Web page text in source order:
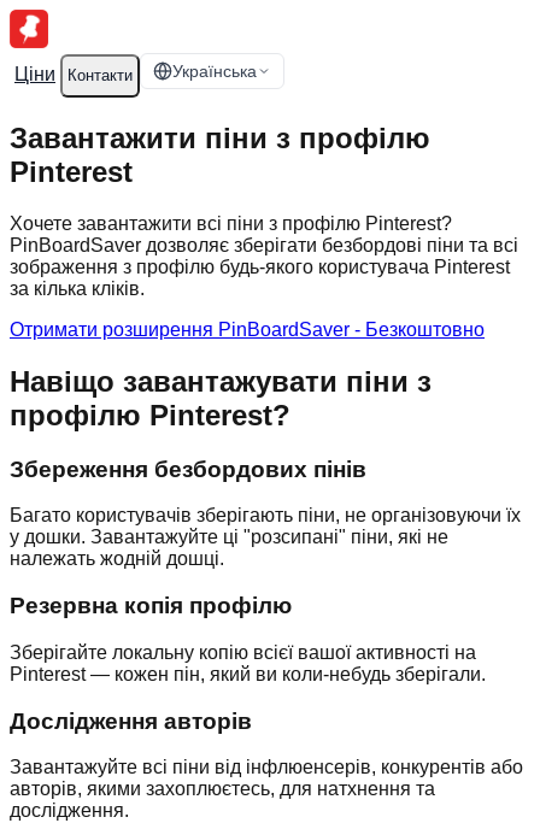
Ціни Контакти Українська
Завантажити піни з профілю
Pinterest
Хочете завантажити всі піни з профілю Pinterest?
PinBoardSaver дозволяє зберігати безбордові піни та всі
зображення з профілю будь-якого користувача Pinterest
за кілька кліків.
Отримати розширення PinBoardSaver - Безкоштовно
Навіщо завантажувати піни з
профілю Pinterest?
Збереження безбордових пінів
Багато користувачів зберігають піни, не організовуючи їх
у дошки. Завантажуйте ці "розсипані" піни, які не
належать жодній дошці.
Резервна копія профілю
Зберігайте локальну копію всієї вашої активності на
Pinterest — кожен пін, який ви коли-небудь зберігали.
Дослідження авторів
Завантажуйте всі піни від інфлюенсерів, конкурентів або
авторів, якими захоплюєтесь, для натхнення та
дослідження.